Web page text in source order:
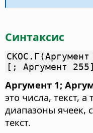
Синтаксис
[; Аргумент
Аргумент 1;
это числа, текст,
диапазоны ячеек,
текст.